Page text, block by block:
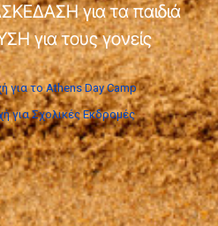
για τα παιδιά
για τους γονείς
για το Athens Day Camp
για Σχολικές Εκδρομές